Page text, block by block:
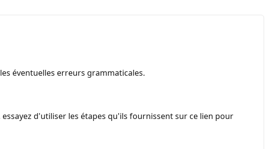
éventuelles erreurs grammaticales.
d'utiliser les étapes qu'ils fournissent sur ce lien pour